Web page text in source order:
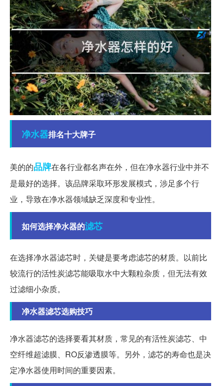
净水器排名十大牌子
美的的品牌在各行业都名声在外，但在净水器行业中并不
是最好的选择。该品牌采取环形发展模式，涉足多个行
业，导致在净水器领域缺乏深度和专业性。
如何选择净水器的滤芯
在选择净水器滤芯时，关键是要考虑滤芯的材质。以前比
较流行的活性炭滤芯能吸取水中大颗粒杂质，但无法有效
过滤细小杂质。
净水器滤芯选购技巧
净水器滤芯的选择要看其材质，常见的有活性炭滤芯、中
空纤维超滤膜、RO反渗透膜等。另外，滤芯的寿命也是决
定净水器使用时间的重要因素。